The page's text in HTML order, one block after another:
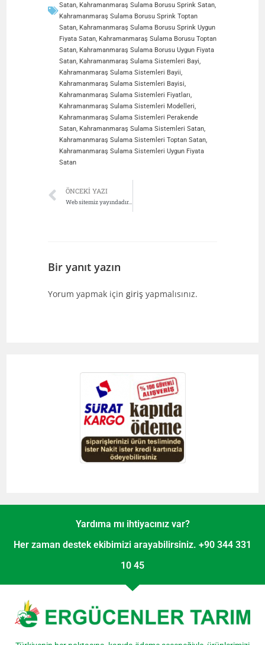
Satan, Kahramanmaraş Sulama Borusu Sprink Satan,
Kahramanmaraş Sulama Borusu Sprink Toptan
Satan, Kahramanmaraş Sulama Borusu Sprink Uygun
Fiyata Satan, Kahramanmaraş Sulama Borusu Toptan
Satan, Kahramanmaraş Sulama Borusu Uygun Fiyata
Satan, Kahramanmaraş Sulama Sistemleri Bayi,
Kahramanmaraş Sulama Sistemleri Bayii,
Kahramanmaraş Sulama Sistemleri Bayisi,
Kahramanmaraş Sulama Sistemleri Fiyatları,
Kahramanmaraş Sulama Sistemleri Modelleri,
Kahramanmaraş Sulama Sistemleri Perakende
Satan, Kahramanmaraş Sulama Sistemleri Satan,
Kahramanmaraş Sulama Sistemleri Toptan Satan,
Kahramanmaraş Sulama Sistemleri Uygun Fiyata
Satan
ÖNCEKI YAZI
Web sitemiz yayındadır…
Bir yanıt yazın
Yorum yapmak içingiriş yapmalısınız.
Yardıma mı ihtiyacınız var?
Her zaman destek ekibimizi arayabilirsiniz. +90 344 331
10 45